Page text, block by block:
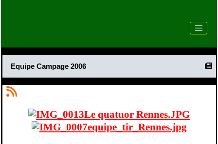
Equipe Campage 2006